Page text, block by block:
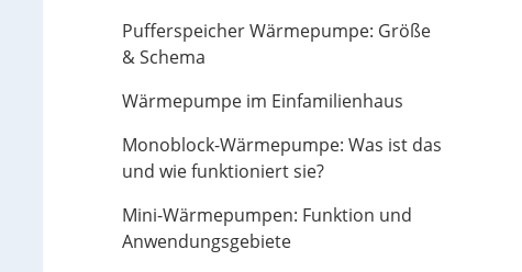
Pufferspeicher Wärmepumpe: Größe
& Schema
Wärmepumpe im Einfamilienhaus
Monoblock-Wärmepumpe: Was ist das
und wie funktioniert sie?
Mini-Wärmepumpen: Funktion und
Anwendungsgebiete